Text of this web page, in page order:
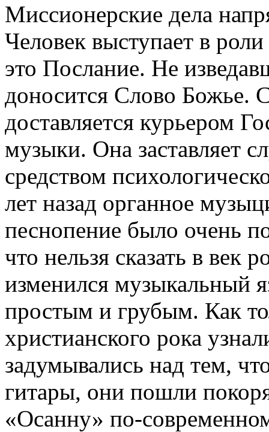
Миссионерские дела
Человек выступает в
это Послание. Не
доносится Слово Божье.
доставляется курьером
музыки. Она заставляет
средством
лет назад органное
песнопение было очень
что нельзя сказать в век
изменился музыкальный
простым и грубым. Как
христианского рока
задумывались над тем,
гитары, они пошли
«Осанну» по-